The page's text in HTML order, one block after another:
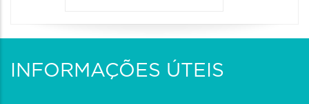
INFORMAÇÕES ÚTEIS